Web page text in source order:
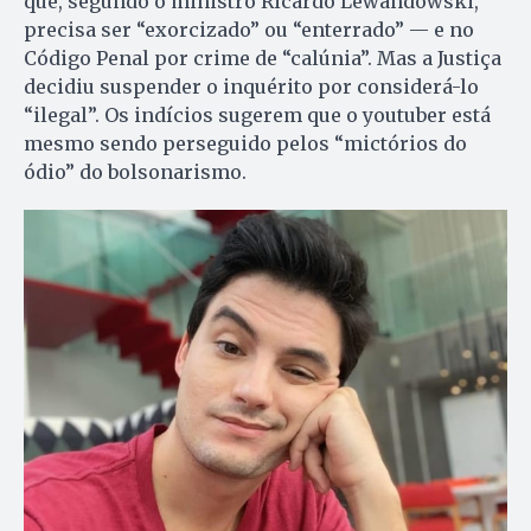
precisa ser “exorcizado” ou “enterrado” — e no
Código Penal por crime de “calúnia”. Mas a Justiça
decidiu suspender o inquérito por considerá-lo
“ilegal”. Os indícios sugerem que o youtuber está
mesmo sendo perseguido pelos “mictórios do
ódio” do bolsonarismo.